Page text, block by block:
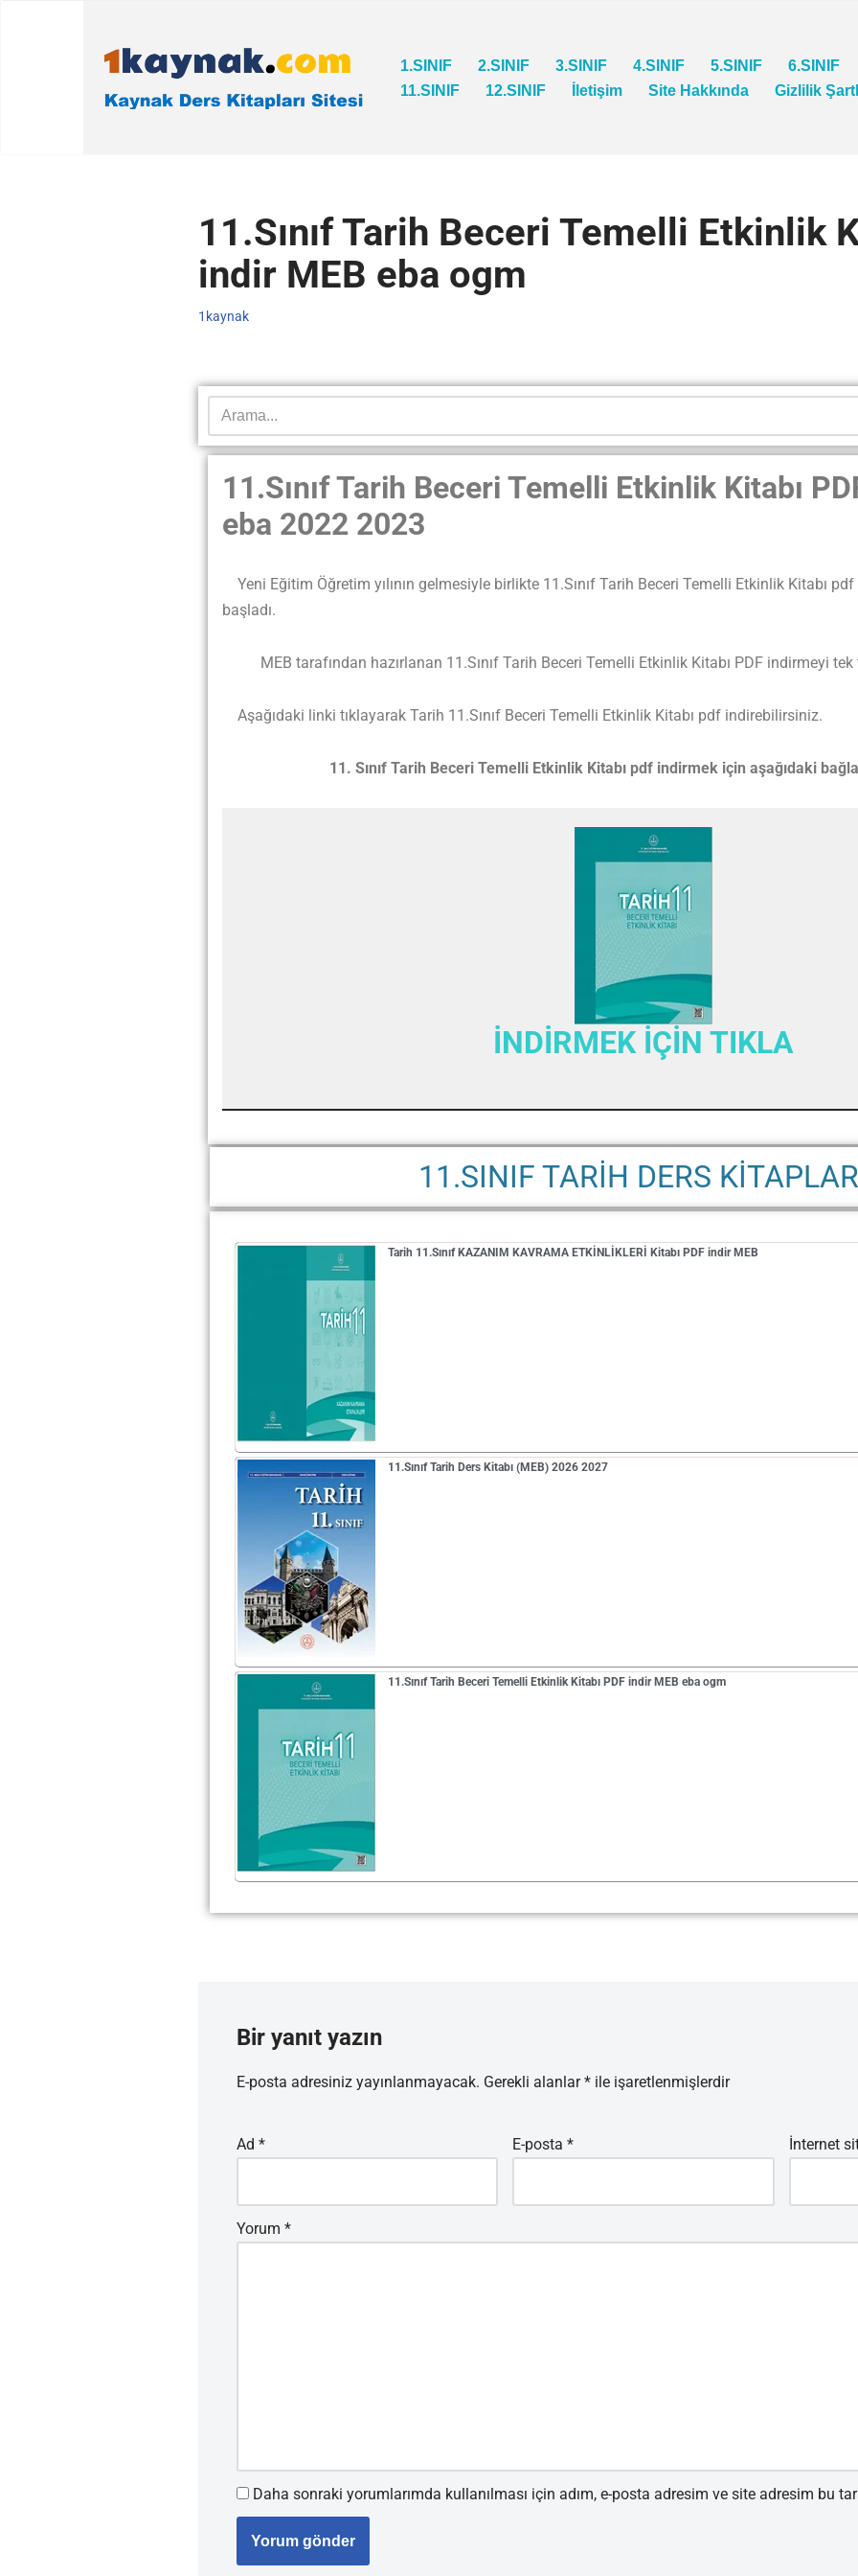
1.SINIF 2.SINIF 3.SINIF 4.SINIF 5.SINIF
6.SINIF
11.SINIF
12.SINIF İletişim Site Hakkında Gizlilik
11.Sınıf Tarih Beceri Temelli Etkinlik
indir MEB eba ogm
1kaynak
11.Sınıf Tarih Beceri Temelli Etkinlik Kitabı
eba 2022 2023
Yeni Eğitim Öğretim yılının gelmesiyle birlikte 11.Sınıf Tarih Beceri Temelli Etkinlik Kitabı
başladı.
MEB tarafından hazırlanan 11.Sınıf Tarih Beceri Temelli Etkinlik Kitabı PDF indirmeyi tek
Aşağıdaki linki tıklayarak Tarih 11.Sınıf Beceri Temelli Etkinlik Kitabı pdf indirebilirsiniz.
11. Sınıf Tarih Beceri Temelli Etkinlik Kitabı pdf indirmek için aşağıdaki
İNDİRMEK İÇİN TIKLA
11.SINIF TARİH DERS
Tarih 11.Sınıf KAZANIM KAVRAMA ETKİNLİKLERİ Kitabı PDF indir MEB
11.Sınıf Tarih Ders Kitabı (MEB) 2026 2027
11.Sınıf Tarih Beceri Temelli Etkinlik Kitabı PDF indir MEB eba ogm
Bir yanıt yazın
E-posta adresiniz yayınlanmayacak. Gerekli alanlar*ile işaretlenmişlerdir
Ad * E-posta* İnternet
Yorum *
Daha sonraki yorumlarımda kullanılması için adım, e-posta adresim ve site adresim bu